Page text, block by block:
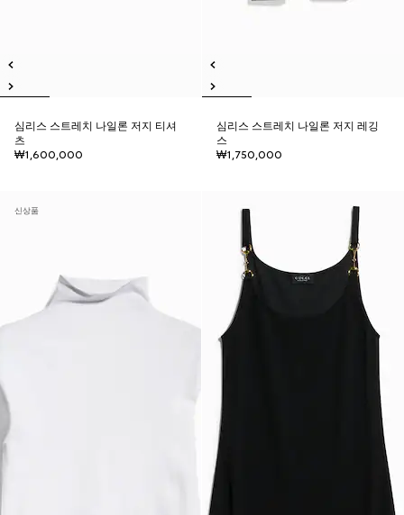
심리스 스트레치 나일론 저지 티셔
츠
₩1,600,000
심리스 스트레치 나일론 저지 레깅
스
₩1,750,000
신상품